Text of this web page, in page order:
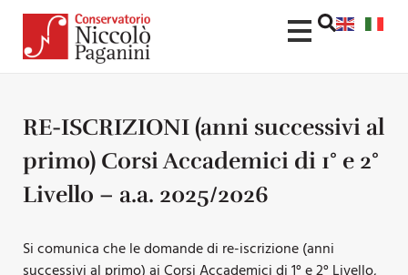
RE-ISCRIZIONI (anni successivi al
primo) Corsi Accademici di 1° e 2°
Livello – a.a. 2025/2026
Si comunica che le domande di re-iscrizione (anni